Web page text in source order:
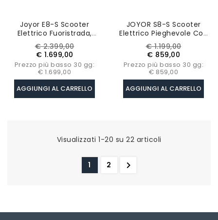
Joyor E8-S Scooter
Elettrico Fuoristrada,
Doppio Motore 1600W*2,
Batteria 72V 35Ah,
Segnale Di Svolta,
Velocità Massima
80km/h
Prezzo
base
€ 2.399,00Prezzo
€ 1.699,00
Prezzo più basso 30 gg:
€ 1.699,00
AGGIUNGI AL CARRELLO
JOYOR S8-S Scooter
Elettrico Pieghevole Con
Pneumatici Da 10 Pollici,
Doppio Motore Da
600W*2, Batteria Da 48V
26Ah
Prezzo
base
€ 1.199,00Prezzo
€ 859,00
Prezzo più basso 30 gg:
€ 859,00
AGGIUNGI AL CARRELLO
Visualizzati 1-20 su 22 articoli
1 2 